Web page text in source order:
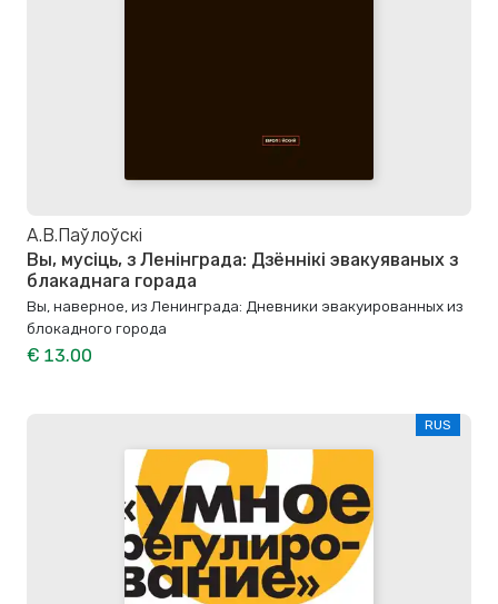
А.В.Паўлоўскі
Вы, мусіць, з Ленінграда: Дзённікі эвакуяваных з
блакаднага горада
Вы, наверное, из Ленинграда: Дневники эвакуированных из
блокадного города
€ 13.00
RUS